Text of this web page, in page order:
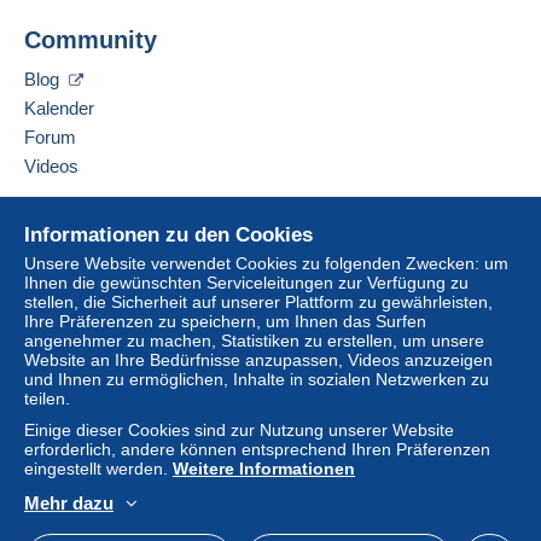
Verkäufer an den Käufer zurückerstattet. Nicht
bezahlte Käufe können Konsequenzen für das
Konto des Käufers nach sich ziehen.
Sollten die Verkaufsbedingungen des Verkäufers
Klauseln enthalten, die sich auf die Zahlung
Zahlungsbedingungen der Delcampe-Website, wie
sie in den Nutzungsbedingungen definiert sind.
Käufe müssen, nachdem der Verkäufer die
Endabrechnung geschickt hat, innerhalb von14
Tagenbezahlt werden.
Garantie:
Lasten des Käufers.
Alle Angaben zu Fristen bezüglich der
Rücksendung von Artikeln und der Rückerstattung
des Kaufbetrags finden Sie in der
GUZZO PHILIPPE
32 AVENUE MARCELLE
Frankreich
Diesen Verkäufer zu meiner schwarzen Liste
hinzufügen
Informationen zu den Cookies
Unsere Website verwendet Cookies zu folgenden Zwecken: um
Ihnen die gewünschten Serviceleitungen zur Verfügung zu
stellen, die Sicherheit auf unserer Plattform zu gewährleisten,
Ihre Präferenzen zu speichern, um Ihnen das Surfen
angenehmer zu machen, Statistiken zu erstellen, um unsere
Website an Ihre Bedürfnisse anzupassen, Videos anzuzeigen
und Ihnen zu ermöglichen, Inhalte in sozialen Netzwerken zu
teilen.
Einige dieser Cookies sind zur Nutzung unserer Website
erforderlich, andere können entsprechend Ihren Präferenzen
eingestellt werden. Weitere Informationen
Mehr dazu
Community
Blog
Kalender
Forum
Videos
Online-Hilfe
Auf Delcampe kaufen
Auf Delcampe verkaufen
Eine sichere Website